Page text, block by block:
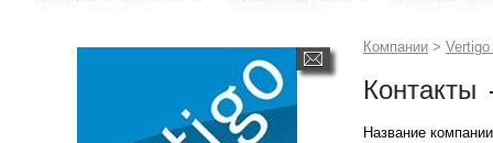
Компании >
Контакты
Название